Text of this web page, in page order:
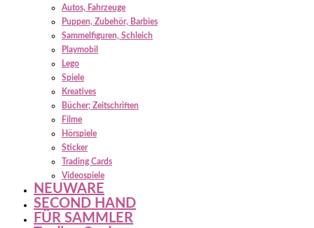
Autos, Fahrzeuge
Puppen, Zubehör, Barbies
Sammelfiguren, Schleich
Playmobil
Lego
Spiele
Kreatives
Bücher; Zeitschriften
Filme
Hörspiele
Sticker
Trading Cards
Videospiele
NEUWARE
SECOND HAND
FÜR SAMMLER